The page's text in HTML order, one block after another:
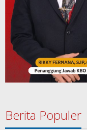
Berita Populer